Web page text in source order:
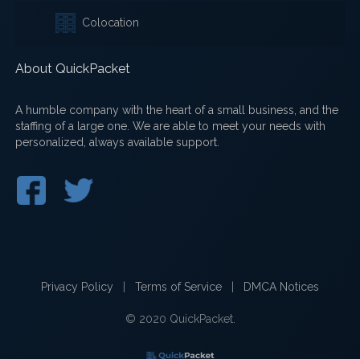
Colocation
About QuickPacket
A humble company with the heart of a small business, and the
staffing of a large one. We are able to meet your needs with
personalized, always available support.
Privacy Policy Terms of Service DMCA Notices
© 2020 QuickPacket.